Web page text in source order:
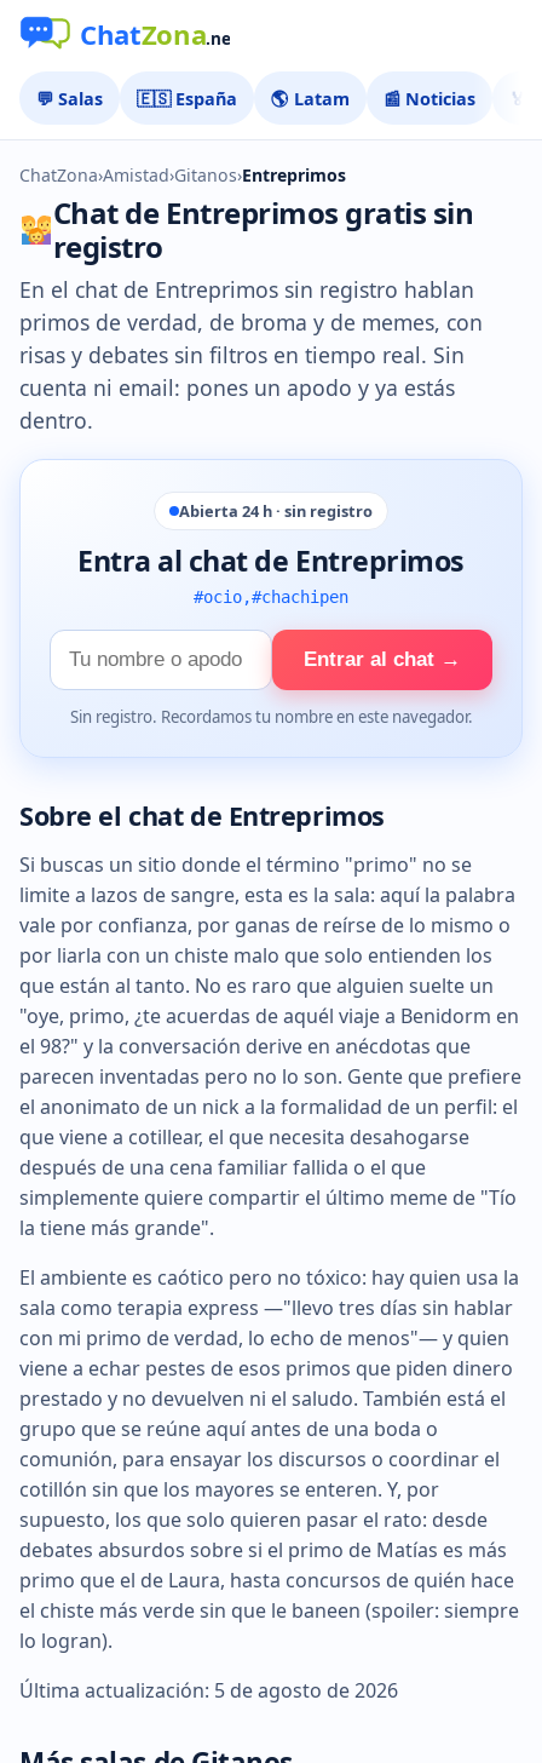
💬 Salas 🇪🇸 España 🌎 Latam 📰 Noticias 🏅
ChatZona›Amistad›Gitanos›Entreprimos
Chat de Entreprimos gratis sin
registro
En el chat de Entreprimos sin registro hablan
primos de verdad, de broma y de memes, con
risas y debates sin filtros en tiempo real. Sin
cuenta ni email: pones un apodo y ya estás
dentro.
Abierta 24 h · sin registro
Entra al chat de Entreprimos
#ocio,#chachipen
Tu
nombre
Entrar al chat →
Sin registro. Recordamos tu nombre en este navegador.
Sobre el chat de Entreprimos
Si buscas un sitio donde el término "primo" no se
limite a lazos de sangre, esta es la sala: aquí la palabra
vale por confianza, por ganas de reírse de lo mismo o
por liarla con un chiste malo que solo entienden los
que están al tanto. No es raro que alguien suelte un
"oye, primo, ¿te acuerdas de aquél viaje a Benidorm en
el 98?" y la conversación derive en anécdotas que
parecen inventadas pero no lo son. Gente que prefiere
el anonimato de un nick a la formalidad de un perfil: el
que viene a cotillear, el que necesita desahogarse
después de una cena familiar fallida o el que
simplemente quiere compartir el último meme de "Tío
la tiene más grande".
El ambiente es caótico pero no tóxico: hay quien usa la
sala como terapia express —"llevo tres días sin hablar
con mi primo de verdad, lo echo de menos"— y quien
viene a echar pestes de esos primos que piden dinero
prestado y no devuelven ni el saludo. También está el
grupo que se reúne aquí antes de una boda o
comunión, para ensayar los discursos o coordinar el
cotillón sin que los mayores se enteren. Y, por
supuesto, los que solo quieren pasar el rato: desde
debates absurdos sobre si el primo de Matías es más
primo que el de Laura, hasta concursos de quién hace
el chiste más verde sin que le baneen (spoiler: siempre
lo logran).
Última actualización: 5 de agosto de 2026